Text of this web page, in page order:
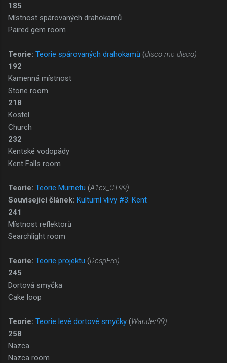
185
Místnost spárovaných drahokamů
Paired gem room
Teorie: Teorie spárovaných drahokamů (disco mc disco)
192
Kamenná místnost
Stone room
218
Kostel
Church
232
Kentské vodopády
Kent Falls room
Teorie: Teorie Murnetu (A1ex_CT99)
Související článek: Kulturní vlivy #3: Kent
241
Místnost reflektorů
Searchlight room
Teorie: Teorie projektu (DespEro)
245
Dortová smyčka
Cake loop
Teorie: Teorie levé dortové smyčky (Wander99)
258
Nazca
Nazca room